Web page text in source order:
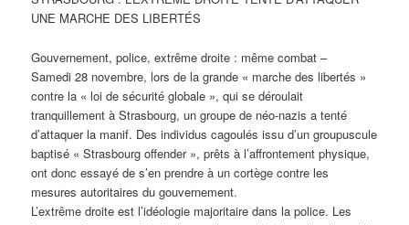
UNE MARCHE DES LIBERTÉS
Gouvernement, police, extrême droite : même combat –
Samedi 28 novembre, lors de la grande « marche des libertés »
contre la « loi de sécurité globale », qui se déroulait
tranquillement à Strasbourg, un groupe de néo-nazis a tenté
d’attaquer la manif. Des individus cagoulés issu d’un groupuscule
baptisé « Strasbourg offender », prêts à l’affrontement physique,
ont donc essayé de s’en prendre à un cortège contre les
mesures autoritaires du gouvernement.
L’extrême droite est l’idéologie majoritaire dans la police. Les